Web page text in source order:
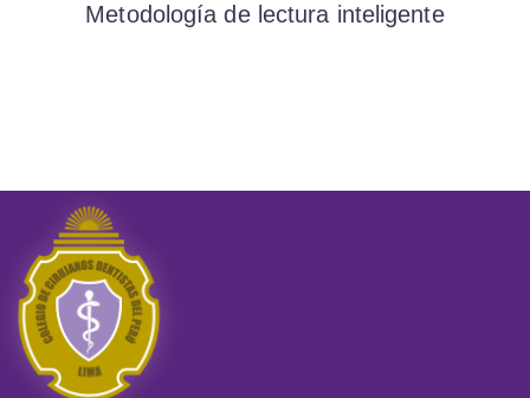
Metodología de lectura inteligente